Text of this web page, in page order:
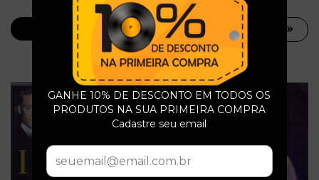
GANHE 10% DE DESCONTO EM TODOS OS
PRODUTOS NA SUA PRIMEIRA COMPRA
Cadastre seu email